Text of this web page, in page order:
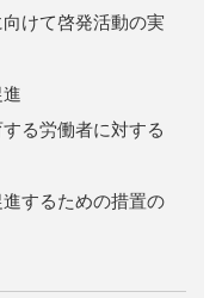
けて啓発活動の実
る労働者に対する
進するための措置の